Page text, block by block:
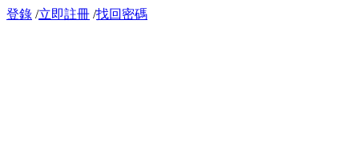
登錄 /立即註冊 /找回密碼